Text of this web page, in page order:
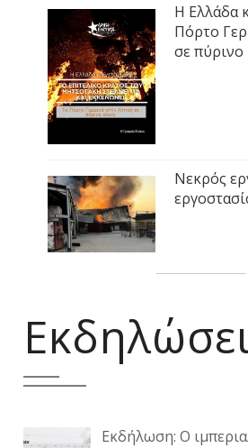
Η Ελλάδα
Πόρτο
σε πύρινο
Νεκρός
Εκδήλωση: Ο